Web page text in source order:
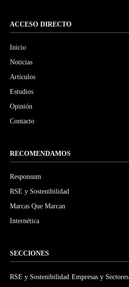
ACCESO DIRECTO
Inicio
Noticias
Artículos
Estudios
Opinión
Contacto
RECOMENDAMOS
Responsum
RSE y Sostenibilidad
Marcas Que Marcan
Internética
SECCIONES
RSE y Sostenibilidad Empresas y Sectores